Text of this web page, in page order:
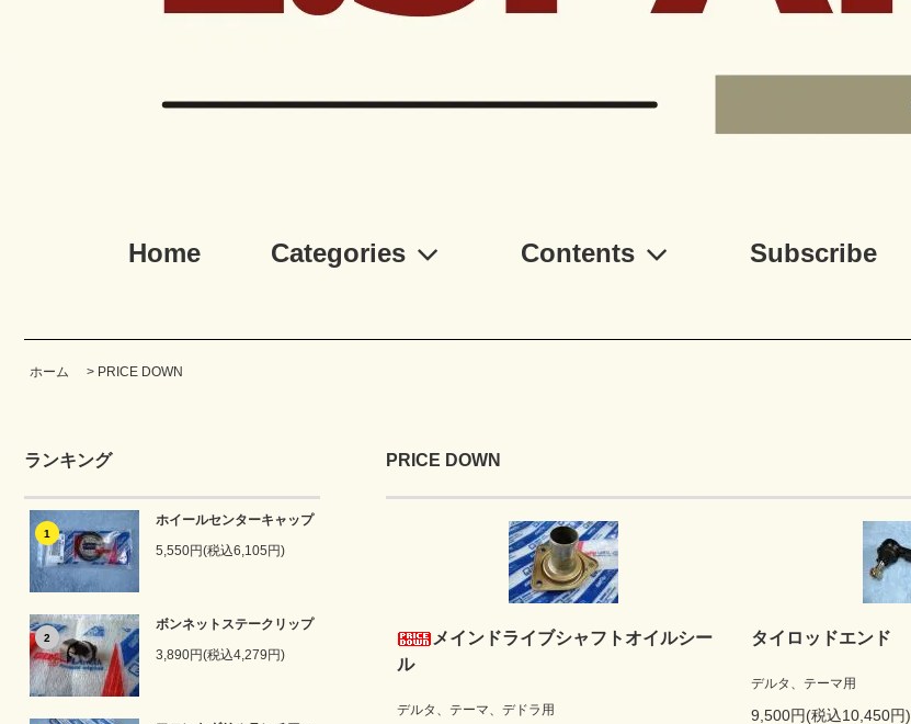
Home Categories Contents Subscribe
ホーム > PRICE DOWN
ランキング
1
ホイールセンターキャップ
5,550円(税込6,105円)
2
ボンネットステークリップ
3,890円(税込4,279円)
PRICE DOWN
メインドライブシャフトオイルシー
ル
デルタ、テーマ、デドラ用
タイロッドエンド
デルタ、テーマ用
9,500円(税込10,450円)